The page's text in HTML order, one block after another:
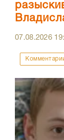
07.08.2026